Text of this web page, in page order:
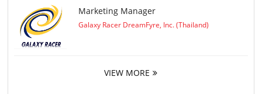
Marketing Manager
Galaxy Racer DreamFyre, Inc. (Thailand)
VIEW MORE